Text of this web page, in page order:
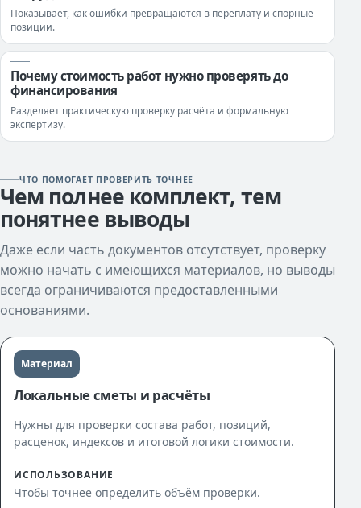
Показывает, как ошибки превращаются в переплату и спорные
позиции.
Почему стоимость работ нужно проверять до
финансирования
Разделяет практическую проверку расчёта и формальную
экспертизу.
ЧТО ПОМОГАЕТ ПРОВЕРИТЬ ТОЧНЕЕ
Чем полнее комплект, тем
понятнее выводы
Даже если часть документов отсутствует, проверку
можно начать с имеющихся материалов, но выводы
всегда ограничиваются предоставленными
основаниями.
Материал
Локальные сметы и расчёты
Нужны для проверки состава работ, позиций,
расценок, индексов и итоговой логики стоимости.
ИСПОЛЬЗОВАНИЕ
Чтобы точнее определить объём проверки.